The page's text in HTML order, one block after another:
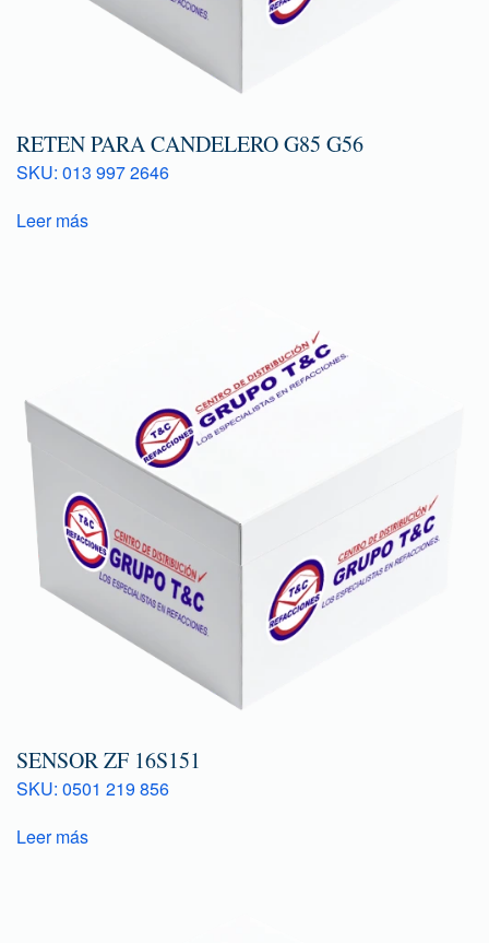
RETEN PARA CANDELERO G85 G56
SKU: 013 997 2646
Leer más
SENSOR ZF 16S151
SKU: 0501 219 856
Leer más